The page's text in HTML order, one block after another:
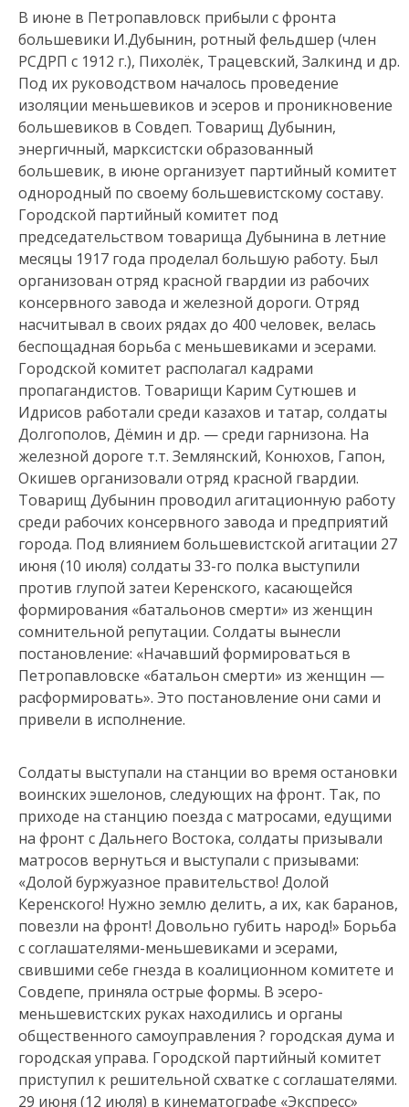
В июне в Петропавловск прибыли с фронта
большевики И.Дубынин, ротный фельдшер (член
РСДРП с 1912 г.), Пихолёк, Трацевский, Залкинд и др.
Под их руководством началось проведение
изоляции меньшевиков и эсеров и проникновение
большевиков в Совдеп. Товарищ Дубынин,
энергичный, марксистски образованный
большевик, в июне организует партийный комитет
однородный по своему большевистскому составу.
Городской партийный комитет под
председательством товарища Дубынина в летние
месяцы 1917 года проделал большую работу. Был
организован отряд красной гвардии из рабочих
консервного завода и железной дороги. Отряд
насчитывал в своих рядах до 400 человек, велась
беспощадная борьба с меньшевиками и эсерами.
Городской комитет располагал кадрами
пропагандистов. Товарищи Карим Сутюшев и
Идрисов работали среди казахов и татар, солдаты
Долгополов, Дёмин и др. — среди гарнизона. На
железной дороге т.т. Землянский, Конюхов, Гапон,
Окишев организовали отряд красной гвардии.
Товарищ Дубынин проводил агитационную работу
среди рабочих консервного завода и предприятий
города. Под влиянием большевистской агитации 27
июня (10 июля) солдаты 33-го полка выступили
против глупой затеи Керенского, касающейся
формирования «батальонов смерти» из женщин
сомни­тельной репутации. Солдаты вынесли
постановление: «Начавший формироваться в
Петропавловске «батальон смерти» из женщин —
расформировать». Это постановление они сами и
привели в исполнение.
Солдаты выступали на станции во время остановки
воинских эшелонов, следующих на фронт. Так, по
приходе на станцию поезда с матросами, едущими
на фронт с Дальнего Востока, солдаты призывали
матросов вернуться и выступали с призывами:
«Долой буржуазное правительство! Долой
Керенского! Нужно землю делить, а их, как баранов,
повезли на фронт! Довольно губить народ!» Борьба
с соглашателями-меньшевиками и эсерами,
свившими себе гнезда в коалиционном комитете и
Совдепе, приняла острые формы. В эсеро-
меньшевистских руках находились и органы
общественного самоуправления ? городская дума и
городская управа. Городской партийный комитет
приступил к решительной схватке с соглашателями.
29 июня (12 июля) в кинематографе «Экспресс»